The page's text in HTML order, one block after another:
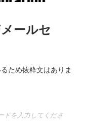
ールセ
ため抜粋文はありま
ドを入力してくださ